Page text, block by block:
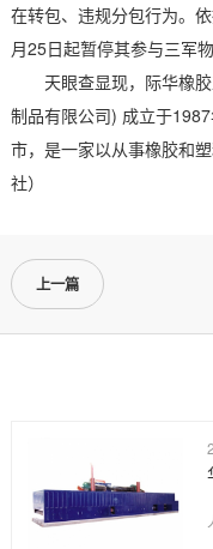
在转包、违规分包行为。
月25日起暂停其参与三军
天眼查显现，际华橡胶
制品有限公司) 成立于
市，是一家以从事橡胶和
社）
上一篇